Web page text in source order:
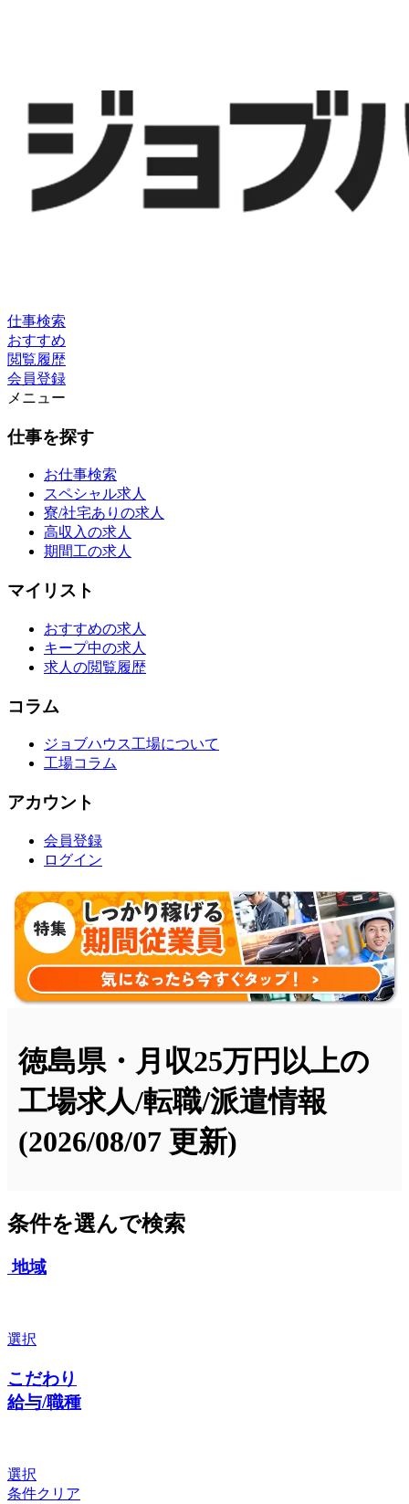
仕事検索
おすすめ
閲覧履歴
会員登録
メニュー
仕事を探す
お仕事検索
スペシャル求人
寮/社宅ありの求人
高収入の求人
期間工の求人
マイリスト
おすすめの求人
キープ中の求人
求人の閲覧履歴
コラム
ジョブハウス工場について
工場コラム
アカウント
会員登録
ログイン
徳島県・月収25万円以上の
工場求人/転職/派遣情報
(2026/08/07 更新)
条件を選んで検索
地域
選択
こだわり
給与/職種
選択
条件クリア